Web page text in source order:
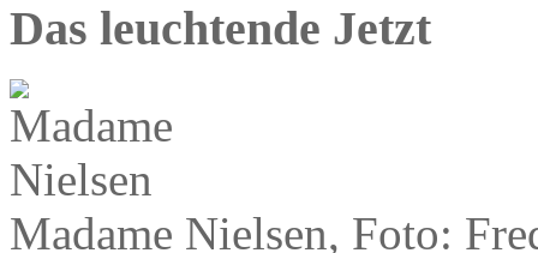
Das leuchtende Jetzt
Madame Nielsen, Foto: